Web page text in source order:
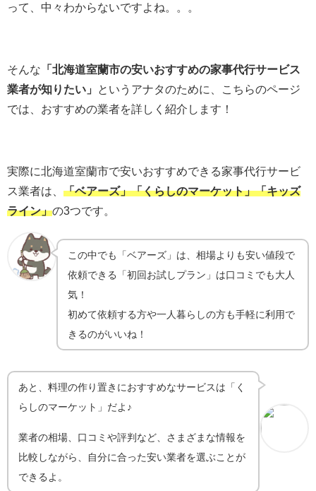
って、中々わからないですよね。。。
そんな 「北海道室蘭市の安いおすすめの家事代行サービス
業者が知りたい」
というアナタのために、こちらのページ
では、おすすめの業者を詳しく紹介します！
実際に北海道室蘭市で安いおすすめできる家事代行サービ
ス業者は、 「ベアーズ」「くらしのマーケット」「キッズ
ライン」の3つです。
この中でも「ベアーズ」は、相場よりも安い値段で
依頼できる「初回お試しプラン」は口コミでも大人
気！
初めて依頼する方や一人暮らしの方も手軽に利用で
きるのがいいね！
あと、料理の作り置きにおすすめなサービスは「く
らしのマーケット」だよ♪
業者の相場、口コミや評判など、さまざまな情報を
比較しながら、自分に合った安い業者を選ぶことが
できるよ。